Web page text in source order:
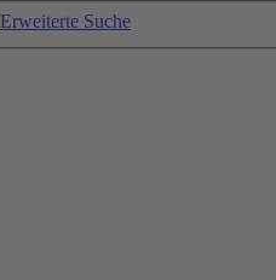
Erweiterte Suche